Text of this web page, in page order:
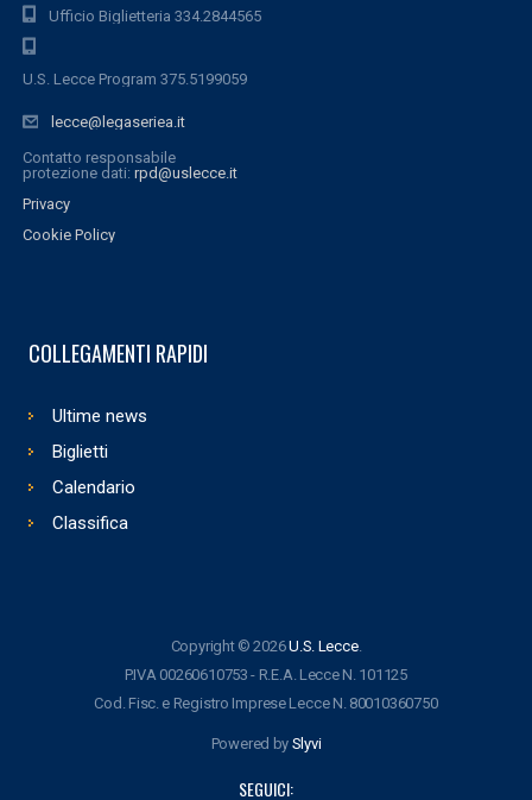
Ufficio Biglietteria 334.2844565
U.S. Lecce Program 375.5199059
lecce@legaseriea.it
Contatto responsabile
protezione dati: rpd@uslecce.it
Privacy
Cookie Policy
COLLEGAMENTI RAPIDI
Ultime news
Biglietti
Calendario
Classifica
Copyright © 2026U.S. Lecce.
P.IVA 00260610753 - R.E.A. Lecce N. 101125
Cod. Fisc. e Registro Imprese Lecce N. 80010360750
Powered by Slyvi
SEGUICI: